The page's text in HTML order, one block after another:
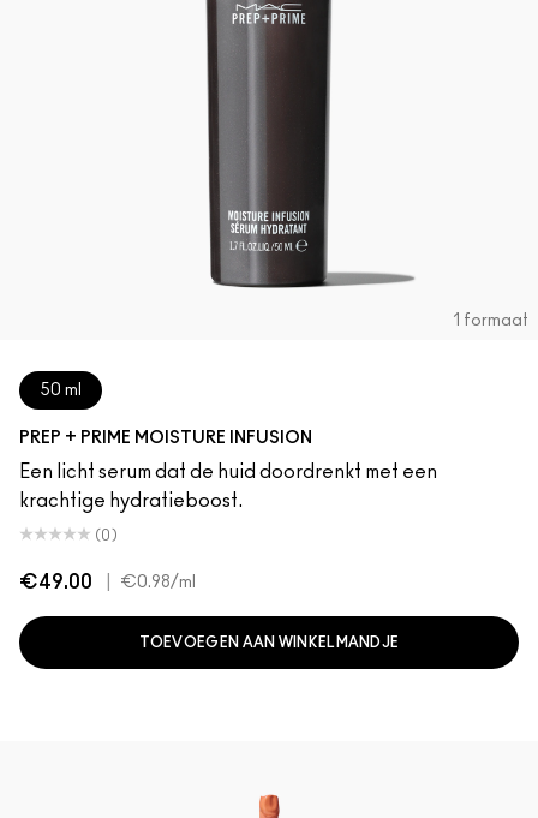
1 formaat
50 ml
PREP + PRIME MOISTURE INFUSION
Een licht serum dat de huid doordrenkt met een
krachtige hydratieboost.
(0)
€49.00 €0.98/ml
TOEVOEGEN AAN WINKELMANDJE